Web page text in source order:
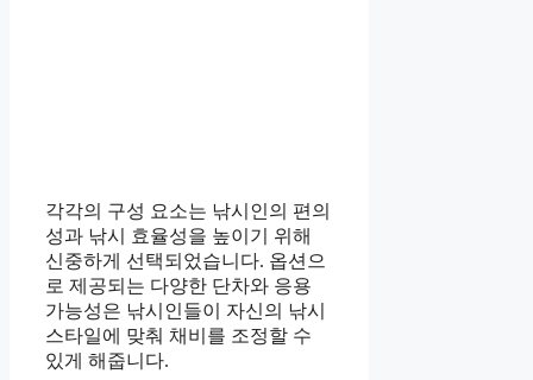
각각의 구성 요소는 낚시인의 편의
성과 낚시 효율성을 높이기 위해
신중하게 선택되었습니다. 옵션으
로 제공되는 다양한 단차와 응용
가능성은 낚시인들이 자신의 낚시
스타일에 맞춰 채비를 조정할 수
있게 해줍니다.